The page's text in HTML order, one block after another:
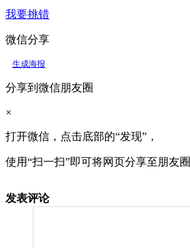
我要挑错
微信分享
生成海报
分享到微信朋友圈
×
打开微信，点击底部的“发现”，
使用“扫一扫”即可将网页分享至朋友圈
发表评论